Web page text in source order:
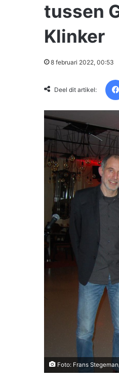
tussen
Klinker
8 februari 2022, 00:53
Deel dit artikel:
Foto: Frans